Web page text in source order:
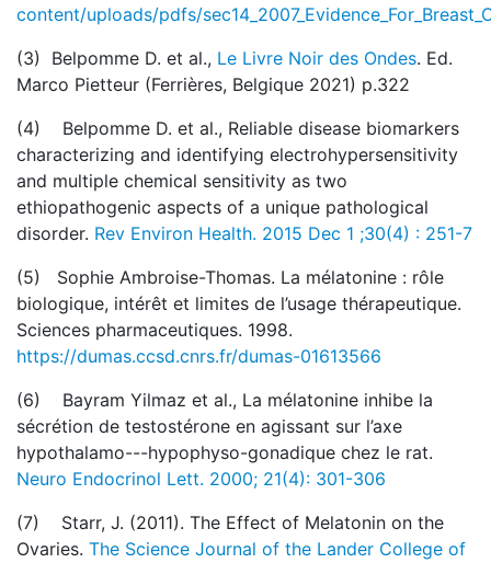
content/uploads/pdfs/
(3) Belpomme D. et al., Le Livre Noir des Ondes. Ed.
Marco Pietteur (Ferrières, Belgique 2021) p.322
(4) Belpomme D. et al., Reliable disease biomarkers
characterizing and identifying electrohypersensitivity
and multiple chemical sensitivity as two
ethiopathogenic aspects of a unique pathological
disorder. Rev Environ Health. 2015 Dec 1 ;30(4) : 251-7
(5) Sophie Ambroise-Thomas. La mélatonine : rôle
biologique, intérêt et limites de l’usage thérapeutique.
Sciences pharmaceutiques. 1998.
https://dumas.ccsd.cnrs.fr/dumas-01613566
(6) Bayram Yilmaz et al., La mélatonine inhibe la
sécrétion de testostérone en agissant sur l’axe
hypothalamo---hypophyso-gonadique chez le rat.
Neuro Endocrinol Lett. 2000; 21(4): 301-306
(7) Starr, J. (2011). The Effect of Melatonin on the
Ovaries. The Science Journal of the Lander College of